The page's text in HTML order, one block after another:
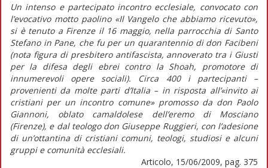
Un intenso e partecipato incontro ecclesiale, convocato con
l’evocativo motto paolino «Il Vangelo che abbiamo ricevuto»,
si è tenuto a Firenze il 16 maggio, nella parrocchia di Santo
Stefano in Pane, che fu per un quarantennio di don Facibeni
(nota figura di presbitero antifascista, annoverato tra i Giusti
per la difesa degli ebrei contro la Shoah, promotore di
innumerevoli opere sociali). Circa 400 i partecipanti –
provenienti da molte parti d’Italia – in risposta all’«invito ai
cristiani per un incontro comune» promosso da don Paolo
Giannoni, oblato camaldolese dell’eremo di Mosciano
(Firenze), e dal teologo don Giuseppe Ruggieri, con l’adesione
di un’ottantina di cristiani comuni, teologi, studiosi e alcuni
gruppi e comunità ecclesiali.
Articolo, 15/06/2009, pag. 375